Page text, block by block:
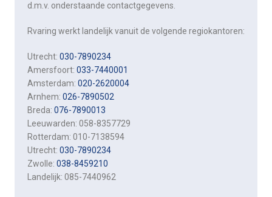
d.m.v. onderstaande contactgegevens.
Rvaring werkt landelijk vanuit de volgende regiokantoren:
Utrecht:030-7890234
Amersfoort:033-7440001
Amsterdam:020-2620004
Arnhem:026-7890502
Breda:076-7890013
Leeuwarden: 058-8357729
Rotterdam: 010-7138594
Utrecht:030-7890234
Zwolle:038-8459210
Landelijk: 085-7440962